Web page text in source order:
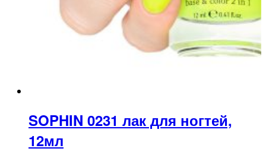
SOPHIN 0231 лак для ногтей,
12мл